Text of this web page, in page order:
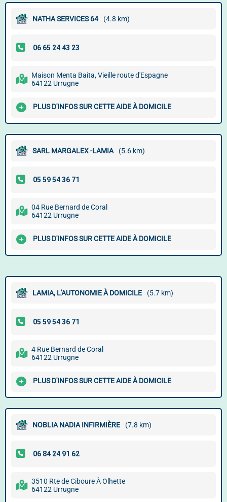
NATHA SERVICES 64 (4.8 km)
Maison Menta Baita, Vieille route d'Espagne
64122 Urrugne
PLUS D'INFOS SUR CETTE AIDE À DOMICILE
SARL MARGALEX -LAMIA (5.6 km)
04 Rue Bernard de Coral
64122 Urrugne
PLUS D'INFOS SUR CETTE AIDE À DOMICILE
LAMIA, L'AUTONOMIE À DOMICILE (5.7 km)
4 Rue Bernard de Coral
64122 Urrugne
PLUS D'INFOS SUR CETTE AIDE À DOMICILE
NOBLIA NADIA INFIRMIÈRE (7.8 km)
3510 Rte de Ciboure À Olhette
64122 Urrugne